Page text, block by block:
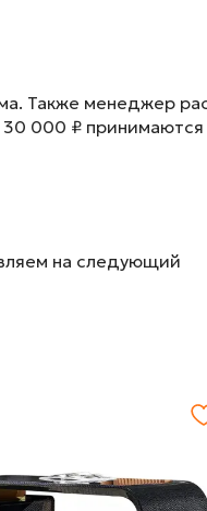
Также менеджер
000 ₽
на следующий